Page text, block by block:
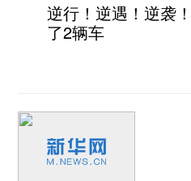
逆行！逆遇！逆袭
了2辆车